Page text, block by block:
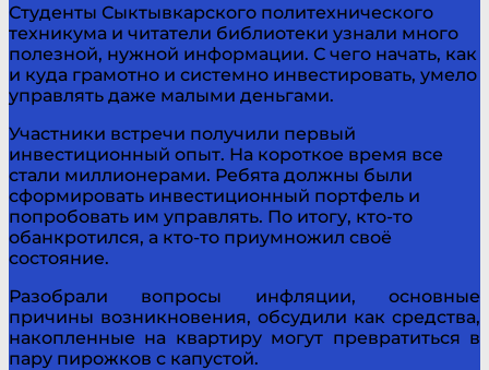
Студенты Сыктывкарского политехнического
техникума и читатели библиотеки узнали много
полезной, нужной информации. С чего начать, как
и куда грамотно и системно инвестировать, умело
управлять даже малыми деньгами.
Участники встречи получили первый
инвестиционный опыт. На короткое время все
стали миллионерами. Ребята должны были
сформировать инвестиционный портфель и
попробовать им управлять. По итогу, кто-то
обанкротился, а кто-то приумножил своё
состояние.
Разобрали вопросы инфляции, основные
причины возникновения, обсудили как средства,
накопленные на квартиру могут превратиться в
пару пирожков с капустой.